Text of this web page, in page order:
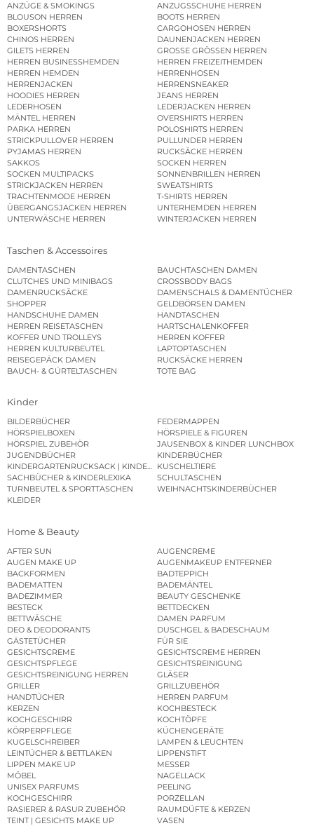
ANZÜGE & SMOKINGS
ANZUGSSCHUHE HERREN
BLOUSON HERREN
BOOTS HERREN
BOXERSHORTS
CARGOHOSEN HERREN
CHINOS HERREN
DAUNENJACKEN HERREN
GILETS HERREN
GROSSE GRÖSSEN HERREN
HERREN BUSINESSHEMDEN
HERREN FREIZEITHEMDEN
HERREN HEMDEN
HERRENHOSEN
HERRENJACKEN
HERRENSNEAKER
HOODIES HERREN
JEANS HERREN
LEDERHOSEN
LEDERJACKEN HERREN
MÄNTEL HERREN
OVERSHIRTS HERREN
PARKA HERREN
POLOSHIRTS HERREN
STRICKPULLOVER HERREN
PULLUNDER HERREN
PYJAMAS HERREN
RUCKSÄCKE HERREN
SAKKOS
SOCKEN HERREN
SOCKEN MULTIPACKS
SONNENBRILLEN HERREN
STRICKJACKEN HERREN
SWEATSHIRTS
TRACHTENMODE HERREN
T-SHIRTS HERREN
ÜBERGANGSJACKEN HERREN
UNTERHEMDEN HERREN
UNTERWÄSCHE HERREN
WINTERJACKEN HERREN
Taschen & Accessoires
DAMENTASCHEN
BAUCHTASCHEN DAMEN
CLUTCHES UND MINIBAGS
CROSSBODY BAGS
DAMENRUCKSÄCKE
DAMENSCHALS & DAMENTÜCHER
SHOPPER
GELDBÖRSEN DAMEN
HANDSCHUHE DAMEN
HANDTASCHEN
HERREN REISETASCHEN
HARTSCHALENKOFFER
KOFFER UND TROLLEYS
HERREN KOFFER
HERREN KULTURBEUTEL
LAPTOPTASCHEN
REISEGEPÄCK DAMEN
RUCKSÄCKE HERREN
BAUCH- & GÜRTELTASCHEN
TOTE BAG
Kinder
BILDERBÜCHER
FEDERMAPPEN
HÖRSPIELBOXEN
HÖRSPIELE & FIGUREN
HÖRSPIEL ZUBEHÖR
JAUSENBOX & KINDER LUNCHBOX
JUGENDBÜCHER
KINDERBÜCHER
KINDERGARTENRUCKSACK | KINDERGARTENBEUTEL
KUSCHELTIERE
SACHBÜCHER & KINDERLEXIKA
SCHULTASCHEN
TURNBEUTEL & SPORTTASCHEN
WEIHNACHTSKINDERBÜCHER
KLEIDER
Home & Beauty
AFTER SUN
AUGENCREME
AUGEN MAKE UP
AUGENMAKEUP ENTFERNER
BACKFORMEN
BADTEPPICH
BADEMATTEN
BADEMÄNTEL
BADEZIMMER
BEAUTY GESCHENKE
BESTECK
BETTDECKEN
BETTWÄSCHE
DAMEN PARFUM
DEO & DEODORANTS
DUSCHGEL & BADESCHAUM
GÄSTETÜCHER
FÜR SIE
GESICHTSCREME
GESICHTSCREME HERREN
GESICHTSPFLEGE
GESICHTSREINIGUNG
GESICHTSREINIGUNG HERREN
GLÄSER
GRILLER
GRILLZUBEHÖR
HANDTÜCHER
HERREN PARFUM
KERZEN
KOCHBESTECK
KOCHGESCHIRR
KOCHTÖPFE
KÖRPERPFLEGE
KÜCHENGERÄTE
KUGELSCHREIBER
LAMPEN & LEUCHTEN
LEINTÜCHER & BETTLAKEN
LIPPENSTIFT
LIPPEN MAKE UP
MESSER
MÖBEL
NAGELLACK
UNISEX PARFUMS
PEELING
KOCHGESCHIRR
PORZELLAN
RASIERER & RASUR ZUBEHÖR
RAUMDÜFTE & KERZEN
TEINT | GESICHTS MAKE UP
VASEN